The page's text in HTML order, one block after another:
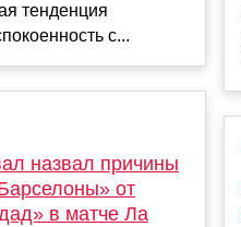
тенденция
с...
назвал причины
от
в матче Ла